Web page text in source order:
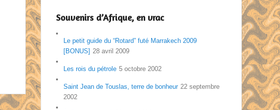
Souvenirs d’Afrique, en vrac
Le petit guide du “Rotard” futé Marrakech 2009
[BONUS] 28 avril 2009
Les rois du pétrole 5 octobre 2002
Saint Jean de Touslas, terre de bonheur 22 septembre
2002